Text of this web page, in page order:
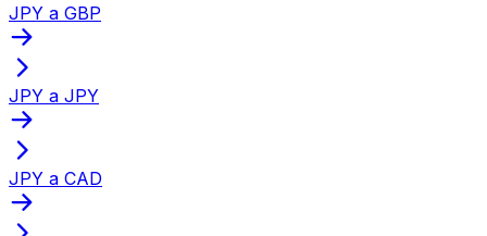
JPY a GBP
JPY a JPY
JPY a CAD